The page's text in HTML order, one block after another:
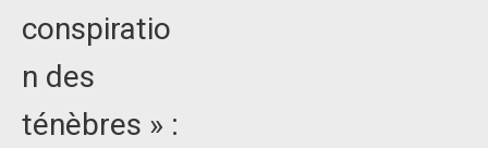
conspiratio
n des
ténèbres » :